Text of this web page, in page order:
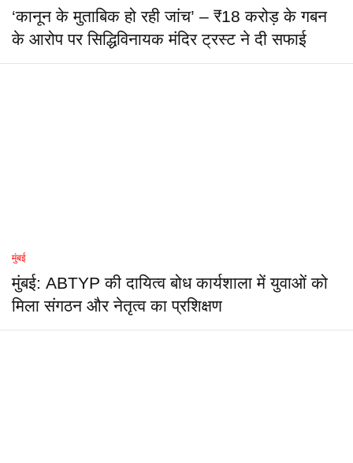
‘कानून के मुताबिक हो रही जांच’ – ₹18 करोड़ के गबन
के आरोप पर सिद्धिविनायक मंदिर ट्रस्ट ने दी सफाई
मुंबई
मुंबई: ABTYP की दायित्व बोध कार्यशाला में युवाओं को
मिला संगठन और नेतृत्व का प्रशिक्षण